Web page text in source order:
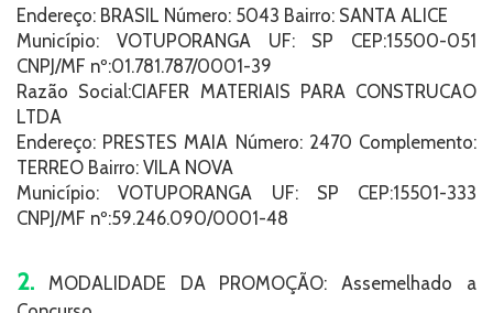
Endereço: BRASIL Número: 5043 Bairro: SANTA ALICE
Município: VOTUPORANGA UF: SP CEP:15500-051
CNPJ/MF nº:01.781.787/0001-39
Razão Social:CIAFER MATERIAIS PARA CONSTRUCAO
LTDA
Endereço: PRESTES MAIA Número: 2470 Complemento:
TERREO Bairro: VILA NOVA
Município: VOTUPORANGA UF: SP CEP:15501-333
CNPJ/MF nº:59.246.090/0001-48
2. MODALIDADE DA PROMOÇÃO: Assemelhado a